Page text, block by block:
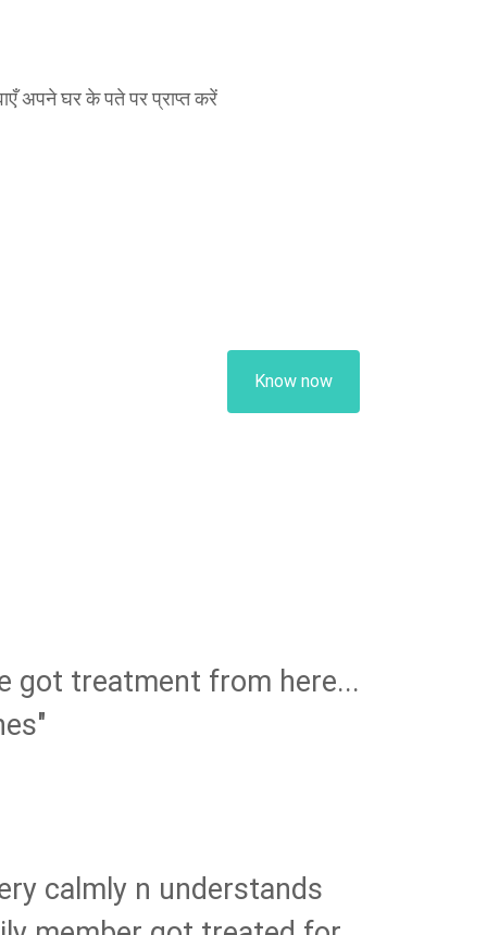
अपने घर के पते पर प्राप्त करें
Know now
got treatment from here...
calmly n understands